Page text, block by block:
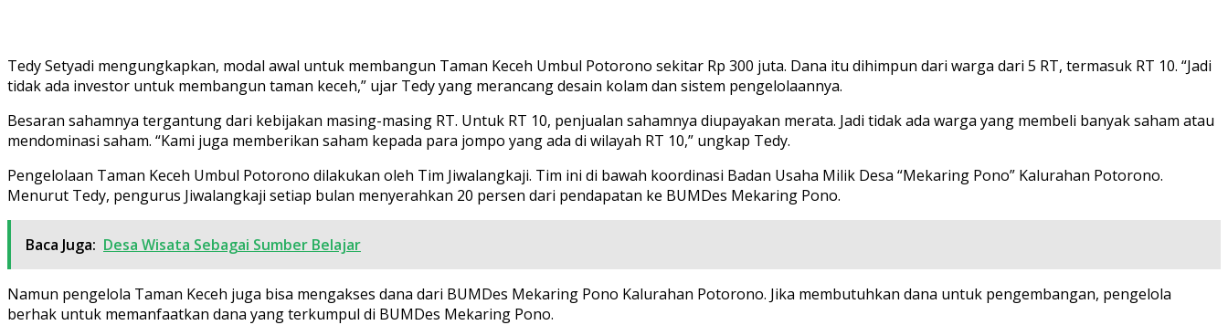
Tedy Setyadi mengungkapkan, modal awal untuk membangun Taman Keceh Umbul Potorono sekitar Rp 300 juta. Dana itu dihimpun dari warga dari 5 RT, termasuk RT 10. “Jadi
tidak ada investor untuk membangun taman keceh,” ujar Tedy yang merancang desain kolam dan sistem pengelolaannya.
Besaran sahamnya tergantung dari kebijakan masing-masing RT. Untuk RT 10, penjualan sahamnya diupayakan merata. Jadi tidak ada warga yang membeli banyak saham atau
mendominasi saham. “Kami juga memberikan saham kepada para jompo yang ada di wilayah RT 10,” ungkap Tedy.
Pengelolaan Taman Keceh Umbul Potorono dilakukan oleh Tim Jiwalangkaji. Tim ini di bawah koordinasi Badan Usaha Milik Desa “Mekaring Pono” Kalurahan Potorono.
Menurut Tedy, pengurus Jiwalangkaji setiap bulan menyerahkan 20 persen dari pendapatan ke BUMDes Mekaring Pono.
Baca Juga: Desa Wisata Sebagai Sumber Belajar
Namun pengelola Taman Keceh juga bisa mengakses dana dari BUMDes Mekaring Pono Kalurahan Potorono. Jika membutuhkan dana untuk pengembangan, pengelola
berhak untuk memanfaatkan dana yang terkumpul di BUMDes Mekaring Pono.